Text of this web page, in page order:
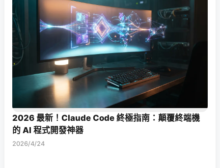
2026 最新！Claude Code 終極指南：顛覆終端機
的 AI 程式開發神器
2026/4/24